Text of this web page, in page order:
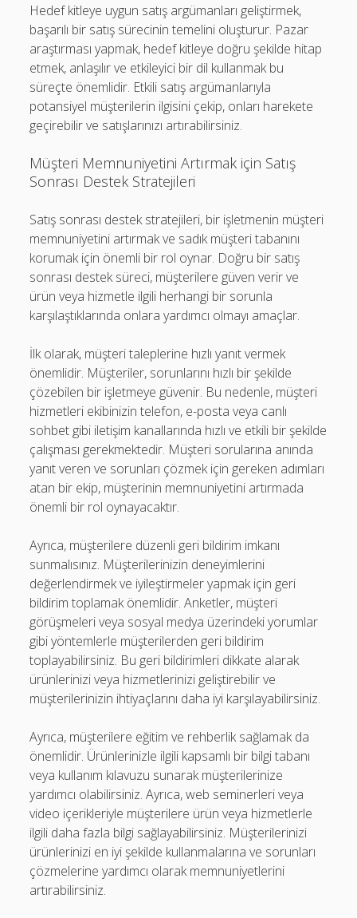
Hedef kitleye uygun satış argümanları geliştirmek,
başarılı bir satış sürecinin temelini oluşturur. Pazar
araştırması yapmak, hedef kitleye doğru şekilde hitap
etmek, anlaşılır ve etkileyici bir dil kullanmak bu
süreçte önemlidir. Etkili satış argümanlarıyla
potansiyel müşterilerin ilgisini çekip, onları harekete
geçirebilir ve satışlarınızı artırabilirsiniz.
Müşteri Memnuniyetini Artırmak için Satış
Sonrası Destek Stratejileri
Satış sonrası destek stratejileri, bir işletmenin müşteri
memnuniyetini artırmak ve sadık müşteri tabanını
korumak için önemli bir rol oynar. Doğru bir satış
sonrası destek süreci, müşterilere güven verir ve
ürün veya hizmetle ilgili herhangi bir sorunla
karşılaştıklarında onlara yardımcı olmayı amaçlar.
İlk olarak, müşteri taleplerine hızlı yanıt vermek
önemlidir. Müşteriler, sorunlarını hızlı bir şekilde
çözebilen bir işletmeye güvenir. Bu nedenle, müşteri
hizmetleri ekibinizin telefon, e-posta veya canlı
sohbet gibi iletişim kanallarında hızlı ve etkili bir şekilde
çalışması gerekmektedir. Müşteri sorularına anında
yanıt veren ve sorunları çözmek için gereken adımları
atan bir ekip, müşterinin memnuniyetini artırmada
önemli bir rol oynayacaktır.
Ayrıca, müşterilere düzenli geri bildirim imkanı
sunmalısınız. Müşterilerinizin deneyimlerini
değerlendirmek ve iyileştirmeler yapmak için geri
bildirim toplamak önemlidir. Anketler, müşteri
görüşmeleri veya sosyal medya üzerindeki yorumlar
gibi yöntemlerle müşterilerden geri bildirim
toplayabilirsiniz. Bu geri bildirimleri dikkate alarak
ürünlerinizi veya hizmetlerinizi geliştirebilir ve
müşterilerinizin ihtiyaçlarını daha iyi karşılayabilirsiniz.
Ayrıca, müşterilere eğitim ve rehberlik sağlamak da
önemlidir. Ürünlerinizle ilgili kapsamlı bir bilgi tabanı
veya kullanım kılavuzu sunarak müşterilerinize
yardımcı olabilirsiniz. Ayrıca, web seminerleri veya
video içerikleriyle müşterilere ürün veya hizmetlerle
ilgili daha fazla bilgi sağlayabilirsiniz. Müşterilerinizi
ürünlerinizi en iyi şekilde kullanmalarına ve sorunları
çözmelerine yardımcı olarak memnuniyetlerini
artırabilirsiniz.